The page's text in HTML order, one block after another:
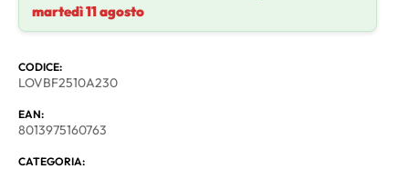
martedì 11 agosto
CODICE:
LOVBF2510A230
EAN:
8013975160763
CATEGORIA: